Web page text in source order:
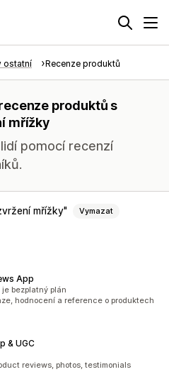
ostatní Recenze produktů
produktů s
mřížky
pomocí recenzí
mřížky Vymazat
App
je bezplatný plán
hodnocení a reference o produktech
& UGC
reviews, photos, testimonials